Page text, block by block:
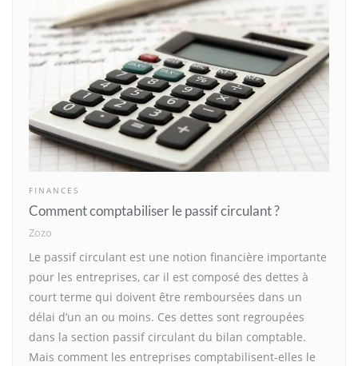
FINANCES
Comment comptabiliser le passif circulant ?
Zozo
Le passif circulant est une notion financière importante
pour les entreprises, car il est composé des dettes à
court terme qui doivent être remboursées dans un
délai d’un an ou moins. Ces dettes sont regroupées
dans la section passif circulant du bilan comptable.
Mais comment les entreprises comptabilisent-elles le